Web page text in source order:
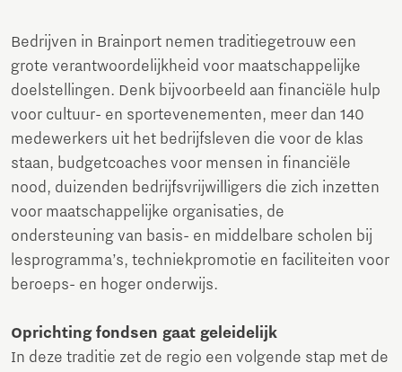
Bedrijven in Brainport nemen traditiegetrouw een
grote verantwoordelijkheid voor maatschappelijke
doelstellingen. Denk bijvoorbeeld aan financiële hulp
voor cultuur- en sportevenementen, meer dan 140
medewerkers uit het bedrijfsleven die voor de klas
staan, budgetcoaches voor mensen in financiële
nood, duizenden bedrijfsvrijwilligers die zich inzetten
voor maatschappelijke organisaties, de
ondersteuning van basis- en middelbare scholen bij
lesprogramma’s, techniekpromotie en faciliteiten voor
beroeps- en hoger onderwijs.
Oprichting fondsen gaat geleidelijk
In deze traditie zet de regio een volgende stap met de